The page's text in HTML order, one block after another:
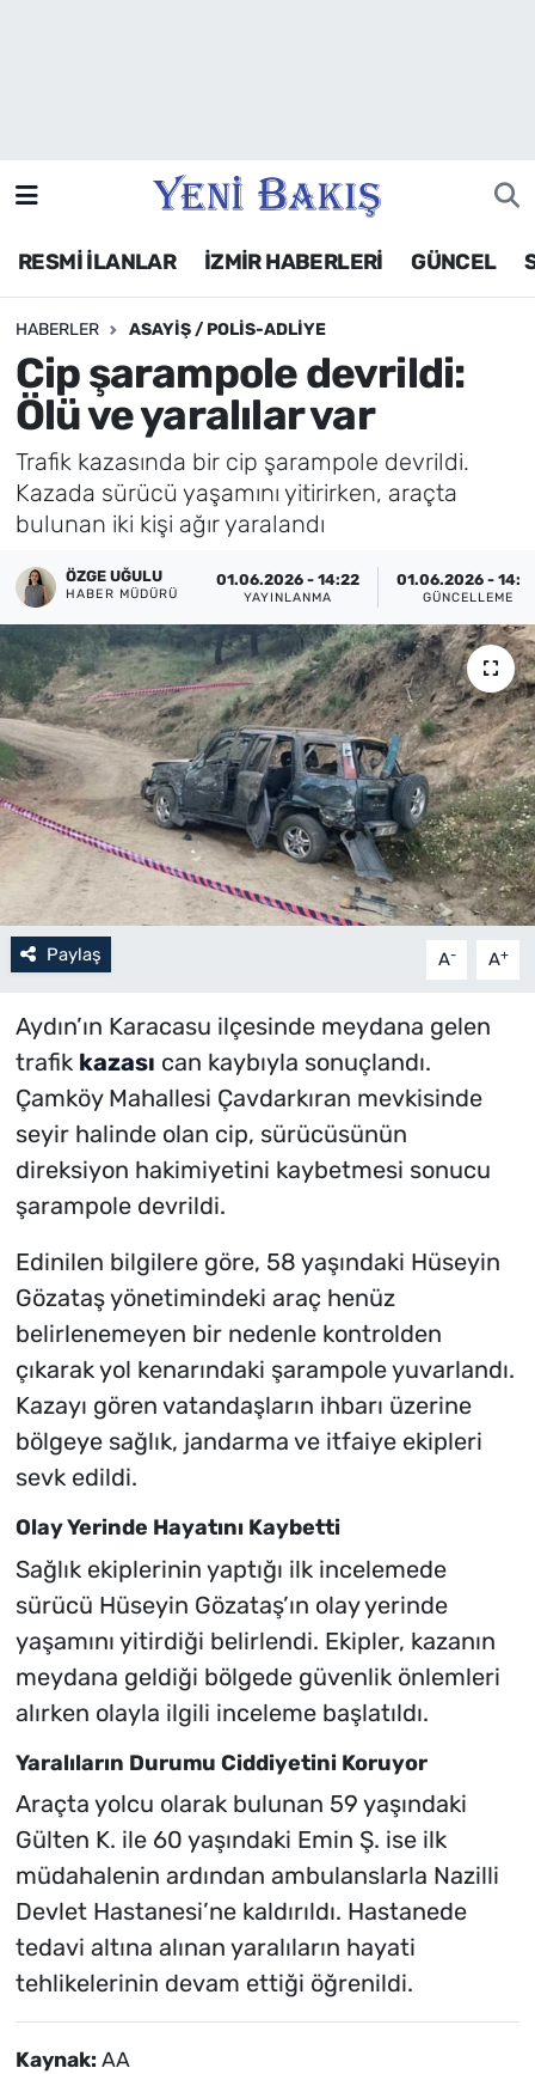
RESMİ İLANLAR İZMİR HABERLERİ GÜNCEL
HABERLER ASAYIŞ / POLIS-ADLIYE
Cip şarampole devrildi:
Ölü ve yaralılar var
Trafik kazasında bir cip şarampole devrildi.
Kazada sürücü yaşamını yitirirken, araçta
bulunan iki kişi ağır yaralandı
ÖZGE UĞULU
HABER MÜDÜRÜ
01.06.2026 - 14:22
YAYINLANMA
01.06.2026 -
GÜNCELLEME
Paylaş A- A+
Aydın’ın Karacasu ilçesinde meydana gelen
trafik kazası can kaybıyla sonuçlandı.
Çamköy Mahallesi Çavdarkıran mevkisinde
seyir halinde olan cip, sürücüsünün
direksiyon hakimiyetini kaybetmesi sonucu
şarampole devrildi.
Edinilen bilgilere göre, 58 yaşındaki Hüseyin
Gözataş yönetimindeki araç henüz
belirlenemeyen bir nedenle kontrolden
çıkarak yol kenarındaki şarampole yuvarlandı.
Kazayı gören vatandaşların ihbarı üzerine
bölgeye sağlık, jandarma ve itfaiye ekipleri
sevk edildi.
Olay Yerinde Hayatını Kaybetti
Sağlık ekiplerinin yaptığı ilk incelemede
sürücü Hüseyin Gözataş’ın olay yerinde
yaşamını yitirdiği belirlendi. Ekipler, kazanın
meydana geldiği bölgede güvenlik önlemleri
alırken olayla ilgili inceleme başlatıldı.
Yaralıların Durumu Ciddiyetini Koruyor
Araçta yolcu olarak bulunan 59 yaşındaki
Gülten K. ile 60 yaşındaki Emin Ş. ise ilk
müdahalenin ardından ambulanslarla Nazilli
Devlet Hastanesi’ne kaldırıldı. Hastanede
tedavi altına alınan yaralıların hayati
tehlikelerinin devam ettiği öğrenildi.
Kaynak: AA
Siyaset
Asayiş / Polis-Adliye
Spor
Magazin
Foto Galeri
Künye
İletişim